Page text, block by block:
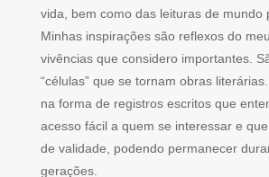
vida, bem como das leituras de mundo
Minhas inspirações são reflexos do
vivências que considero importantes.
“células” que se tornam obras
na forma de registros escritos que
acesso fácil a quem se interessar e
de validade, podendo permanecer
gerações.